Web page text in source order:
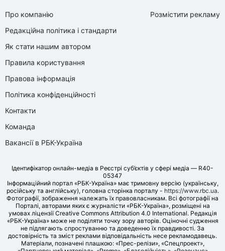
Про компанію
Редакційна політика і стандарти
Як стати нашим автором
Правила користування
Правова інформація
Політика конфіденційності
Контакти
Команда
Вакансії в РБК-Україна
Розмістити рекламу
Ідентифікатор онлайн-медіа в Реєстрі суб’єктів у сфері медіа — R40-
05347
Інформаційний портал «РБК-Україна» має тримовну версію (українську,
російську та англійську), головна сторінка порталу - https://www.rbc.ua.
Фотографії, зображення належать їх правовласникам. Всі фотографії на
Порталі, авторами яких є журналісти «РБК-Україна», розміщені на
умовах ліцензії Creative Commons Attribution 4.0 International. Редакція
«РБК-Україна» може не поділяти точку зору авторів. Оціночні судження
не підлягають спростуванню та доведенню їх правдивості. За
достовірність та зміст реклами відповідальність несе рекламодавець.
Матеріали, позначені плашкою: «Прес-релізи», «Спецпроект»,